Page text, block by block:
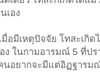
เอง
มื่อมีเหตุปัจจัย โทสะเกิด
ง ในกามอารมณ์ 5 ที่ป
นอยากจะมีแต่อิฏฐารม